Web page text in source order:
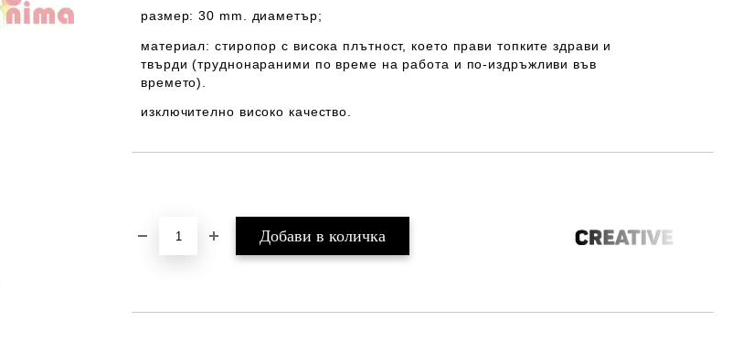
размер: 30 mm. диаметър;
материал: стиропор с висока плътност, което прави топките здрави и
твърди (труднонараними по време на работа и по-издръжливи във
времето).
изключително високо качество.